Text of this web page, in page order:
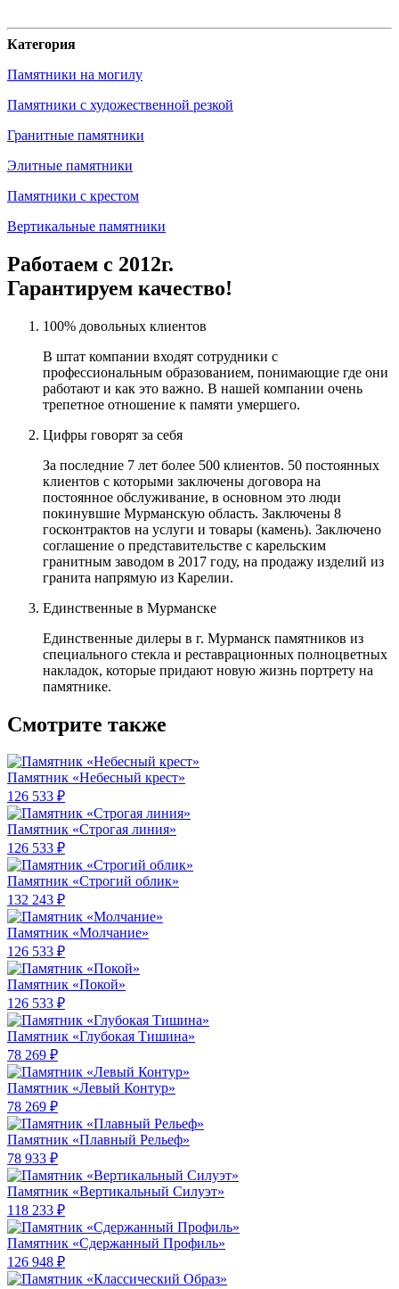
Категория
Памятники на могилу
Памятники с художественной резкой
Гранитные памятники
Элитные памятники
Памятники с крестом
Вертикальные памятники
Работаем с 2012г.
Гарантируем качество!
100% довольных клиентов
В штат компании входят сотрудники с
профессиональным образованием, понимающие где они
работают и как это важно. В нашей компании очень
трепетное отношение к памяти умершего.
Цифры говорят за себя
За последние 7 лет более 500 клиентов. 50 постоянных
клиентов с которыми заключены договора на
постоянное обслуживание, в основном это люди
покинувшие Мурманскую область. Заключены 8
госконтрактов на услуги и товары (камень). Заключено
соглашение о представительстве с карельским
гранитным заводом в 2017 году, на продажу изделий из
гранита напрямую из Карелии.
Единственные в Мурманске
Единственные дилеры в г. Мурманск памятников из
специального стекла и реставрационных полноцветных
накладок, которые придают новую жизнь портрету на
памятнике.
Смотрите также
Памятник «Небесный крест»
126 533 ₽
Памятник «Строгая линия»
126 533 ₽
Памятник «Строгий облик»
132 243 ₽
Памятник «Молчание»
126 533 ₽
Памятник «Покой»
126 533 ₽
Памятник «Глубокая Тишина»
78 269 ₽
Памятник «Левый Контур»
78 269 ₽
Памятник «Плавный Рельеф»
78 933 ₽
Памятник «Вертикальный Силуэт»
118 233 ₽
Памятник «Сдержанный Профиль»
126 948 ₽